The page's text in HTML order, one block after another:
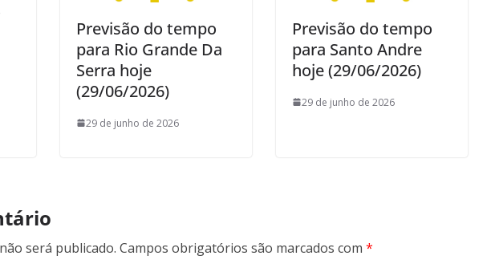
Previsão do tempo
para Rio Grande Da
Serra hoje
(29/06/2026)
29 de junho de 2026
Previsão do tempo
para Santo Andre
hoje (29/06/2026)
29 de junho de 2026
será publicado. Campos obrigatórios são marcados com *